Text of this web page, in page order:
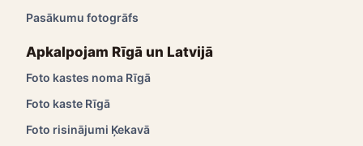
Pasākumu fotogrāfs
Apkalpojam Rīgā un Latvijā
Foto kastes noma Rīgā
Foto kaste Rīgā
Foto risinājumi Ķekavā